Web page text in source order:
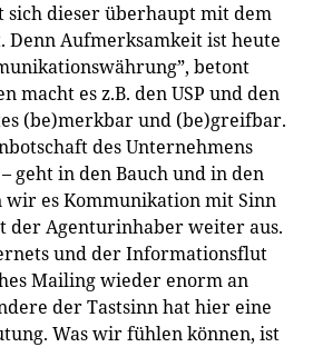
sich dieser überhaupt mit dem
Denn Aufmerksamkeit ist heute
betont
macht es z.B. den USP und den
(be)merkbar und (be)greifbar.
des Unternehmens
– geht in den Bauch und in den
wir es Kommunikation mit Sinn
der Agenturinhaber weiter aus.
und der Informationsflut
Mailing wieder enorm an
der Tastsinn hat hier eine
Was wir fühlen können, ist